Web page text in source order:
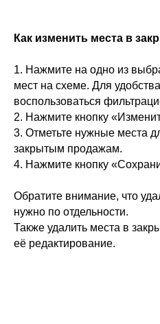
Как изменить места в
1. Нажмите на одно из
мест на схеме. Для
воспользоваться
2. Нажмите кнопку
3. Отметьте нужные места
закрытым продажам.
4. Нажмите кнопку
Обратите внимание, что
нужно по отдельности.
Также удалить места в
её редактирование.